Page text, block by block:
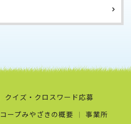
クイズ・クロスワード応募
コープみやざきの概要 事業所